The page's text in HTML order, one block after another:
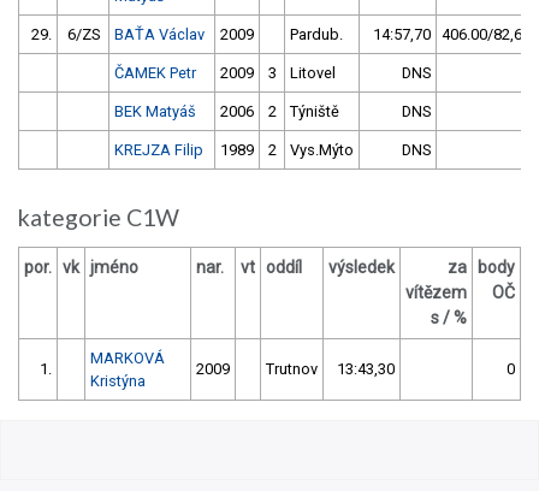
29. 6/ZS BAŤA Václav 2009 Pardub. 14:57,70 406.00/82,6
ČAMEK Petr 2009 3 Litovel DNS
BEK Matyáš 2006 2 Týniště DNS
KREJZA Filip 1989 2 Vys.Mýto DNS
kategorie C1W
por. vk jméno nar. vt oddíl výsledek
za
vítězem
s / %
body
OČ
1.
MARKOVÁ
Kristýna
2009 Trutnov 13:43,30 0